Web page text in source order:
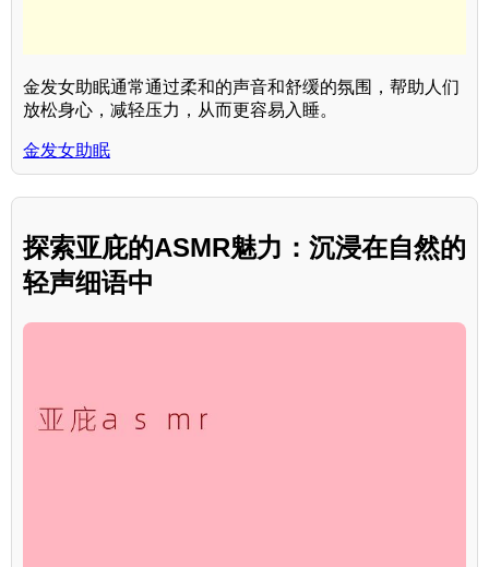
金发女助眠通常通过柔和的声音和舒缓的氛围，帮助人们
放松身心，减轻压力，从而更容易入睡。
金发女助眠
探索亚庇的ASMR魅力：沉浸在自然的
轻声细语中